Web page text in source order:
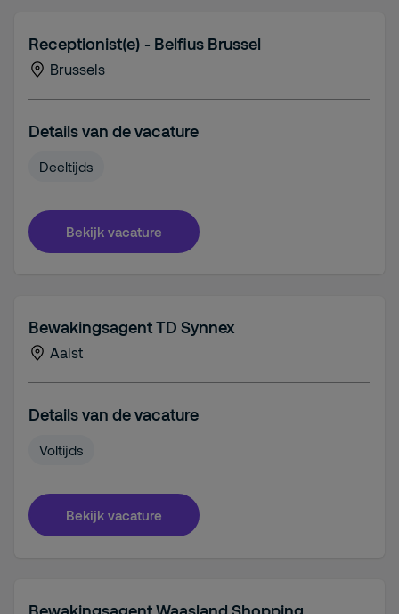
Receptionist(e) - Belfius Brussel
Brussels
Details van de vacature
Deeltijds
Bekijk vacature
Bewakingsagent TD Synnex
Aalst
Details van de vacature
Voltijds
Bekijk vacature